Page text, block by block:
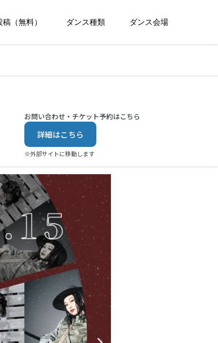
（無料） ダンス種類 ダンス会場
お問い合わせ・チケット予約はこちら
詳細はこちら
※外部サイトに移動します